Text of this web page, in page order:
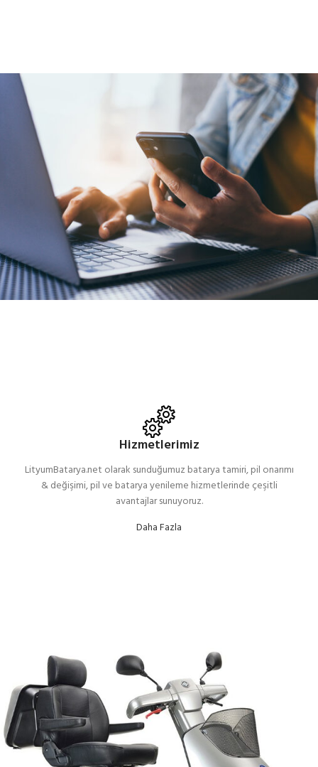
Hizmetlerimiz
LityumBatarya.net olarak sunduğumuz batarya tamiri, pil onarımı
& değişimi, pil ve batarya yenileme hizmetlerinde çeşitli
avantajlar sunuyoruz.
Daha Fazla